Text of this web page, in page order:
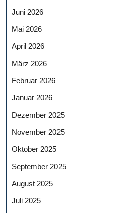
Juni 2026
Mai 2026
April 2026
März 2026
Februar 2026
Januar 2026
Dezember 2025
November 2025
Oktober 2025
September 2025
August 2025
Juli 2025